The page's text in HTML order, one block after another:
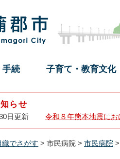
手続 子育て・教育文化
らせ
日更新 令和８年熊本地震に
織でさがす > 市民病院 > 市民病院 >